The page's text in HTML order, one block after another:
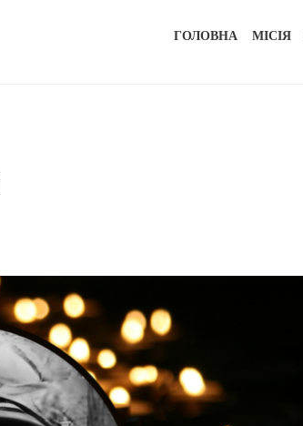
ГОЛОВНА МІСІЯ